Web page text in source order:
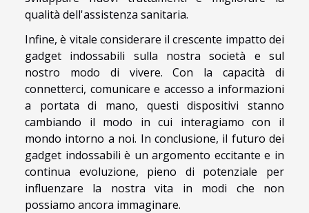
qualità dell'assistenza sanitaria.
Infine, è vitale considerare il crescente impatto dei
gadget indossabili sulla nostra società e sul
nostro modo di vivere. Con la capacità di
connetterci, comunicare e accesso a informazioni
a portata di mano, questi dispositivi stanno
cambiando il modo in cui interagiamo con il
mondo intorno a noi. In conclusione, il futuro dei
gadget indossabili è un argomento eccitante e in
continua evoluzione, pieno di potenziale per
influenzare la nostra vita in modi che non
possiamo ancora immaginare.